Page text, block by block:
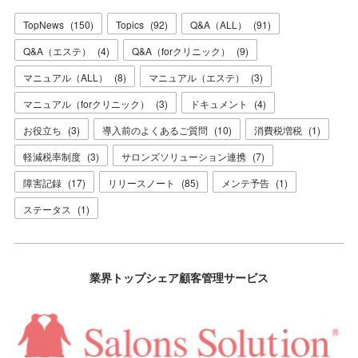
TopNews (150) Topics (92) Q&A（ALL） (91)
Q&A（エステ）
(4) Q&A（forクリニック） (9)
マニュアル（ALL）
(8) マニュアル（エステ） (3)
マニュアル（forクリニック）
(3) ドキュメント (4)
お役立ち (3) 導入前のよくあるご質問 (10) 消費税増税 (1)
軽減税率制度 (3) サロンズソリューション連携 (7)
障害記録 (17) リリースノート (85) メンテ予告 (1)
ステータス
(1)
業界トップシェア顧客管理サービス